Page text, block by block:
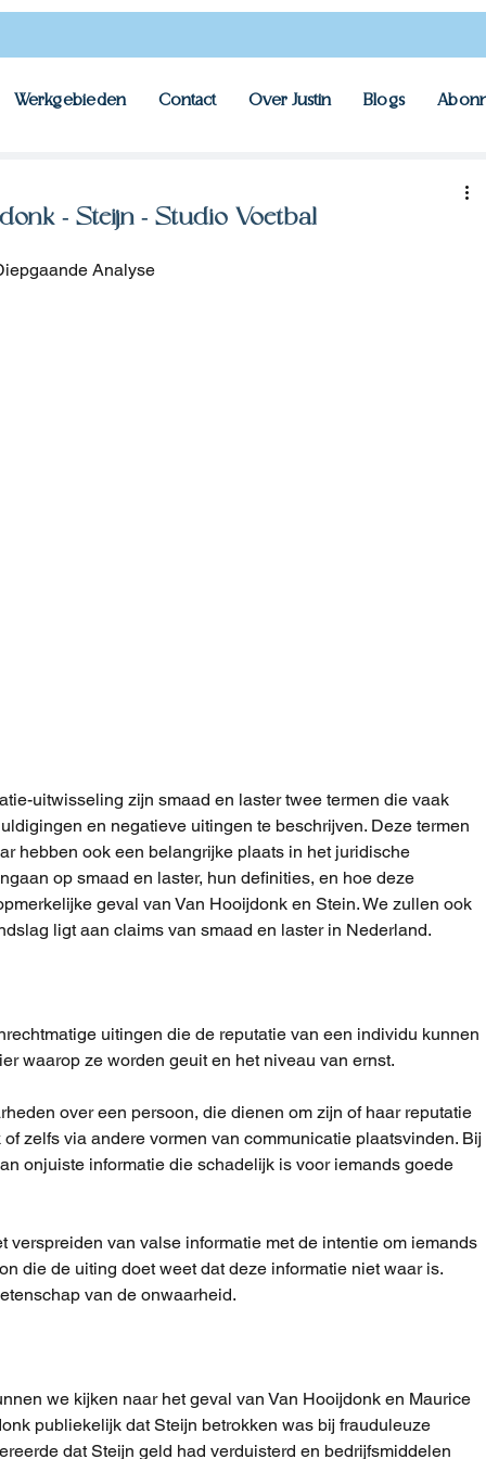
Werkgebieden Contact Over Justin Blogs
- Steijn - Studio Voetbal
Analyse
uitwisseling zijn smaad en laster twee termen die vaak
en negatieve uitingen te beschrijven. Deze termen
hebben ook een belangrijke plaats in het juridische
op smaad en laster, hun definities, en hoe deze
geval van Van Hooijdonk en Stein. We zullen ook
ligt aan claims van smaad en laster in Nederland.
uitingen die de reputatie van een individu kunnen
waarop ze worden geuit en het niveau van ernst.
over een persoon, die dienen om zijn of haar reputatie
zelfs via andere vormen van communicatie plaatsvinden. Bij
onjuiste informatie die schadelijk is voor iemands goede
verspreiden van valse informatie met de intentie om iemands
die de uiting doet weet dat deze informatie niet waar is.
van de onwaarheid.
we kijken naar het geval van Van Hooijdonk en Maurice
publiekelijk dat Steijn betrokken was bij frauduleuze
dat Steijn geld had verduisterd en bedrijfsmiddelen